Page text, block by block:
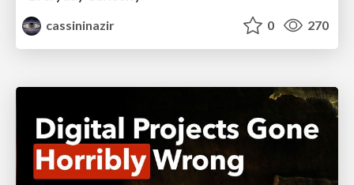
cassininazir
0 270